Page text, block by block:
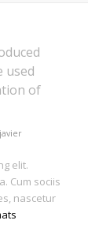
used
of
javier
elit.
Cum sociis
nascetur